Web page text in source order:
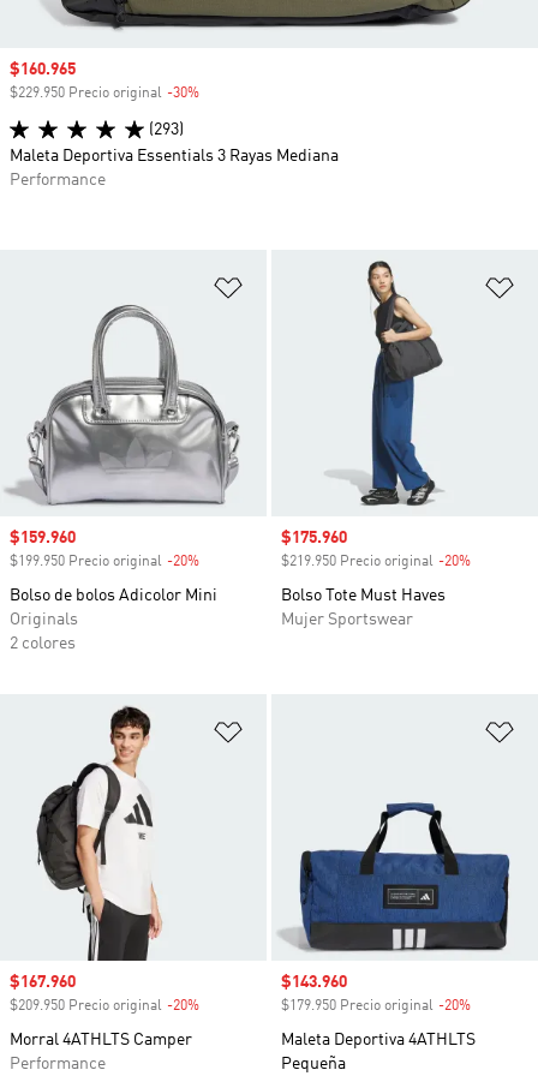
Añadir a la lista de deseos
Precio de venta
$159.960
$199.950 Precio original -20%
Bolso de bolos Adicolor Mini
Originals
2 colores
Precio de venta
$175.960
$219.950 Precio original -20%
Bolso Tote Must Haves
Mujer Sportswear
Precio de venta
$167.960
$209.950 Precio original -20%
Morral 4ATHLTS Camper
Performance
Precio de venta
$143.960
$179.950 Precio original -20%
Maleta Deportiva 4ATHLTS
Pequeña
Precio de venta
$160.965
$229.950 Precio original -30%
(293)
Maleta Deportiva Essentials 3 Rayas Mediana
Performance